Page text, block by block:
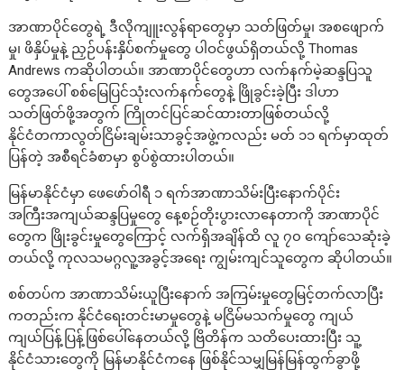
အာဏာပိုင်တွေရဲ့ ဒီလိုကျူးလွန်ရာတွေမှာ သတ်ဖြတ်မှု၊ အစဖျောက်
မှု၊ ဖိနှိပ်မှုနဲ့ ညှဉ်ပန်းနှိပ်စက်မှုတွေ ပါဝင်ဖွယ်ရှိတယ်လို့ Thomas
Andrews ကဆိုပါတယ်။ အာဏာပိုင်တွေဟာ လက်နက်မဲ့ဆန္ဒပြသူ
တွေအပေါ် စစ်မြေပြင်သုံးလက်နက်တွေနဲ့ ဖြိုခွင်းခဲ့ပြီး ဒါဟာ
သတ်ဖြတ်ဖို့အတွက် ကြိုတင်ပြင်ဆင်ထားတာဖြစ်တယ်လို့
နိုင်ငံတကာလွတ်ငြိမ်းချမ်းသာခွင့်အဖွဲ့ကလည်း မတ် ၁၁ ရက်မှာထုတ်
ပြန်တဲ့ အစီရင်ခံစာမှာ စွပ်စွဲထားပါတယ်။
မြန်မာနိုင်ငံမှာ ဖေဖော်ဝါရီ ၁ ရက်အာဏာသိမ်းပြီးနောက်ပိုင်း
အကြီးအကျယ်ဆန္ဒပြမှုတွေ နေ့စဉ်တိုးပွားလာနေတာကို အာဏာပိုင်
တွေက ဖြိုးခွင်းမှုတွေကြောင့် လက်ရှိအချိန်ထိ လူ ၇၀ ကျော်သေဆုံးခဲ့
တယ်လို့ ကုလသမဂ္ဂလူ့အခွင့်အရေး ကျွမ်းကျင်သူတွေက ဆိုပါတယ်။
စစ်တပ်က အာဏာသိမ်းယူပြီးနောက် အကြမ်းမှုတွေမြင့်တက်လာပြီး
ကတည်းက နိုင်ငံရေးတင်းမာမှုတွေနဲ့ မငြိမ်မသက်မှုတွေ ကျယ်
ကျယ်ပြန့်ပြန့်ဖြစ်ပေါ်နေတယ်လို့ ဗြိတိန်က သတိပေးထားပြီး သူ့
နိုင်ငံသားတွေကို မြန်မာနိုင်ငံကနေ ဖြစ်နိုင်သမျှမြန်မြန်ထွက်ခွာဖို့